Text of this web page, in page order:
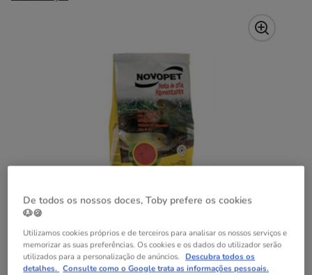
De todos os nossos doces, Toby prefere os cookies
🐶🍪
Utilizamos cookies próprios e de terceiros para analisar os nossos serviços e
memorizar as suas preferências. Os cookies e os dados do utilizador serão
utilizados para a personalização de anúncios. Descubra todos os
detalhes. Consulte como o Google trata as informações pessoais.